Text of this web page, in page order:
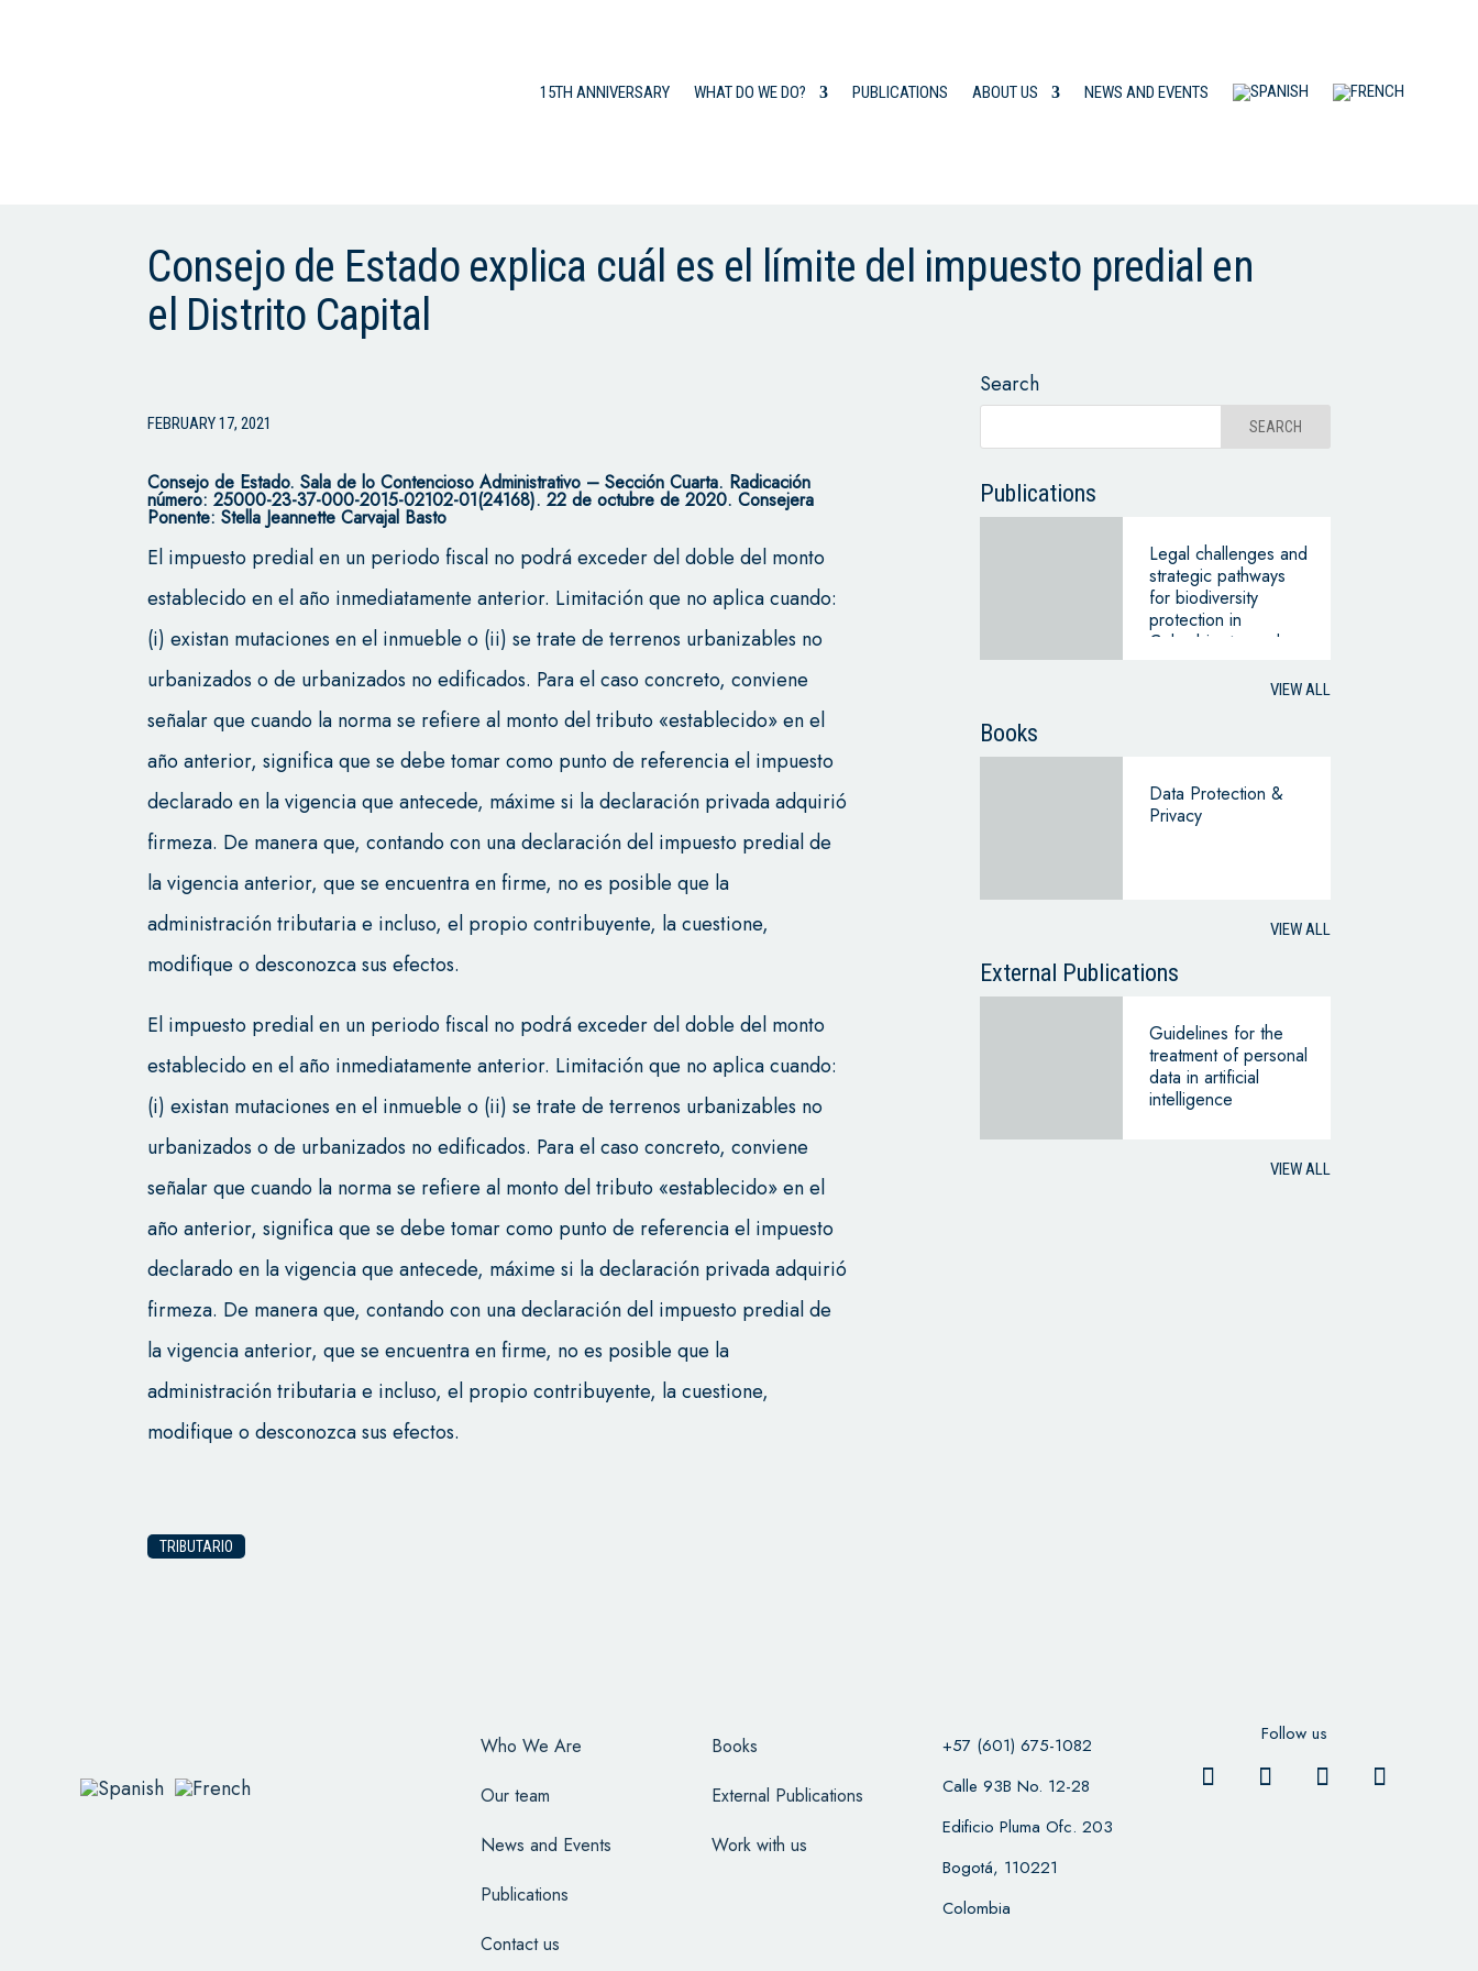
15TH ANNIVERSARY WHAT DO WE DO? PUBLICATIONS ABOUT US NEWS AND EVENTS
Consejo de Estado explica cuál es el límite del impuesto predial en
el Distrito Capital
FEBRUARY 17, 2021
Consejo de Estado.Sala de lo Contencioso Administrativo – Sección Cuarta. Radicación
número: 25000-23-37-000-2015-02102-01(24168). 22 de octubre de 2020. Consejera
Ponente: Stella Jeannette Carvajal Basto
El impuesto predial en un periodo fiscal no podrá exceder del doble del monto
establecido en el año inmediatamente anterior. Limitación que no aplica cuando:
(i) existan mutaciones en el inmueble o (ii) se trate de terrenos urbanizables no
urbanizados o de urbanizados no edificados. Para el caso concreto, conviene
señalar que cuando la norma se refiere al monto del tributo «establecido» en el
año anterior, significa que se debe tomar como punto de referencia el impuesto
declarado en la vigencia que antecede, máxime si la declaración privada adquirió
firmeza. De manera que, contando con una declaración del impuesto predial de
la vigencia anterior, que se encuentra en firme, no es posible que la
administración tributaria e incluso, el propio contribuyente, la cuestione,
modifique o desconozca sus efectos.
El impuesto predial en un periodo fiscal no podrá exceder del doble del monto
establecido en el año inmediatamente anterior. Limitación que no aplica cuando:
(i) existan mutaciones en el inmueble o (ii) se trate de terrenos urbanizables no
urbanizados o de urbanizados no edificados. Para el caso concreto, conviene
señalar que cuando la norma se refiere al monto del tributo «establecido» en el
año anterior, significa que se debe tomar como punto de referencia el impuesto
declarado en la vigencia que antecede, máxime si la declaración privada adquirió
firmeza. De manera que, contando con una declaración del impuesto predial de
la vigencia anterior, que se encuentra en firme, no es posible que la
administración tributaria e incluso, el propio contribuyente, la cuestione,
modifique o desconozca sus efectos.
TRIBUTARIO
Search
Publications
Legal challenges and
strategic pathways
for biodiversity
protection in
Colombia: towards a
VIEW ALL
Books
Data Protection &
Privacy
VIEW ALL
External Publications
Guidelines for the
treatment of personal
data in artificial
intelligence
VIEW ALL
Who We Are
Our team
News and Events
Publications
Contact us
Books
External Publications
Work with us
+57 (601) 675-1082
Calle 93B No. 12-28
Edificio Pluma Ofc. 203
Bogotá, 110221
Colombia
Follow us